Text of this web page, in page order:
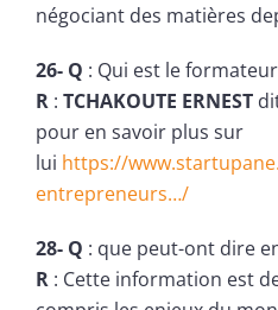
négociant des matières
26- Q : Qui est le
R : TCHAKOUTE ERNEST
pour en savoir plus sur
lui https://
entrepreneurs…/
28- Q : que peut-ont dire
R : Cette information est